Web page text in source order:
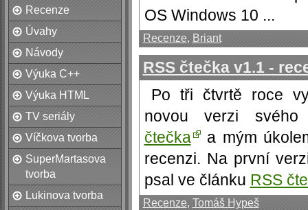
Recenze
Úvahy
Návody
Výuka C++
Výuka HTML
TV seriály
Víčkova tvorba
SuperMartasova
tvorba
Lukinova tvorba
OS Windows 10 ...
Recenze, Briant
RSS čtečka v1.1 -
Po tři čtvrtě roce
novou verzi
čtečka a mým
recenzi. Na první
psal ve článku RSS
Recenze, Tomáš Hypeš